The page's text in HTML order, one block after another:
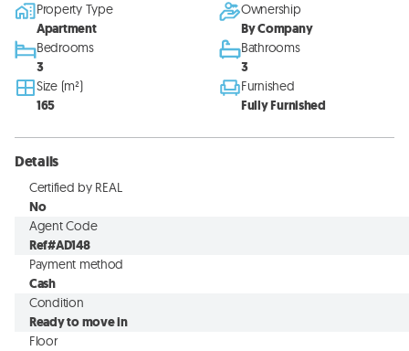
Property Type
Apartment
Ownership
By Company
Bedrooms
3
Bathrooms
3
Size (m²)
165
Furnished
Fully Furnished
Details
Certified by REAL
No
Agent Code
Ref#AD148
Payment method
Cash
Condition
Ready to move in
Floor